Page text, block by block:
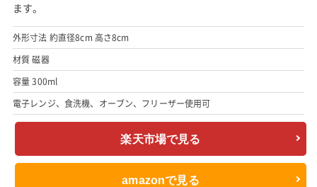
ます。
外形寸法 約直径8cm 高さ8cm
材質 磁器
容量 300ml
電子レンジ、食洗機、オーブン、フリーザー使用可
楽天市場で見る
amazonで見る